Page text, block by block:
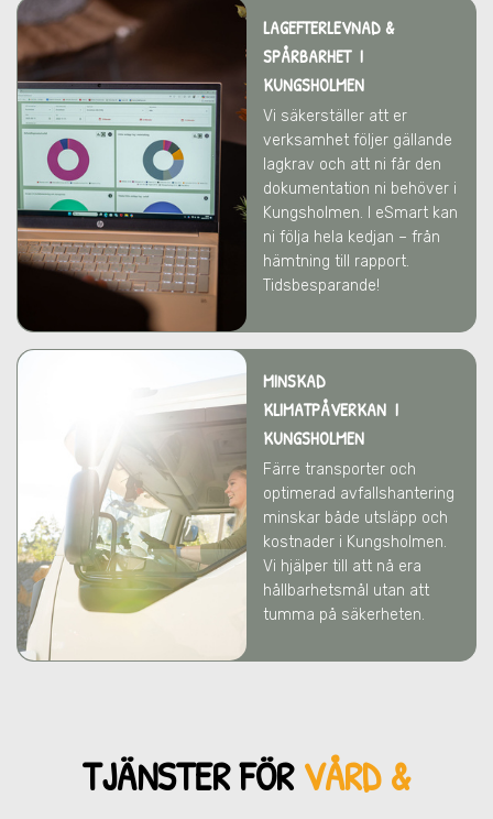
LAGEFTERLEVNAD &
SPÅRBARHET I
KUNGSHOLMEN
Vi säkerställer att er
verksamhet följer gällande
lagkrav och att ni får den
dokumentation ni behöver i
Kungsholmen. I eSmart kan
ni följa hela kedjan – från
hämtning till rapport.
Tidsbesparande!
MINSKAD
KLIMATPÅVERKAN I
KUNGSHOLMEN
Färre transporter och
optimerad avfallshantering
minskar både utsläpp och
kostnader i Kungsholmen.
Vi hjälper till att nå era
hållbarhetsmål utan att
tumma på säkerheten.
TJÄNSTER FÖRVÅRD &